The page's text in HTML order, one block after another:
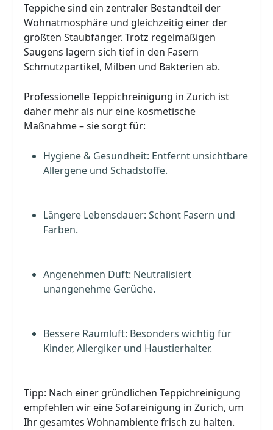
Teppiche sind ein zentraler Bestandteil der
Wohnatmosphäre und gleichzeitig einer der
größten Staubfänger. Trotz regelmäßigen
Saugens lagern sich tief in den Fasern
Schmutzpartikel, Milben und Bakterien ab.
Professionelle Teppichreinigung in Zürich ist
daher mehr als nur eine kosmetische
Maßnahme – sie sorgt für:
Hygiene & Gesundheit: Entfernt unsichtbare
Allergene und Schadstoffe.
Längere Lebensdauer: Schont Fasern und
Farben.
Angenehmen Duft: Neutralisiert
unangenehme Gerüche.
Bessere Raumluft: Besonders wichtig für
Kinder, Allergiker und Haustierhalter.
Tipp: Nach einer gründlichen Teppichreinigung
empfehlen wir eine Sofareinigung in Zürich, um
Ihr gesamtes Wohnambiente frisch zu halten.